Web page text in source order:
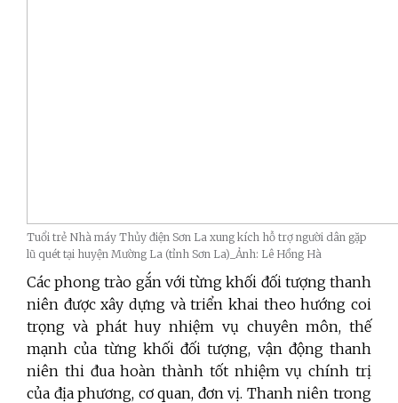
Tuổi trẻ Nhà máy Thủy điện Sơn La xung kích hỗ trợ người dân gặp
lũ quét tại huyện Mường La (tỉnh Sơn La)_Ảnh: Lê Hồng Hà
Các phong trào gắn với từng khối đối tượng thanh
niên được xây dựng và triển khai theo hướng coi
trọng và phát huy nhiệm vụ chuyên môn, thế
mạnh của từng khối đối tượng, vận động thanh
niên thi đua hoàn thành tốt nhiệm vụ chính trị
của địa phương, cơ quan, đơn vị. Thanh niên trong